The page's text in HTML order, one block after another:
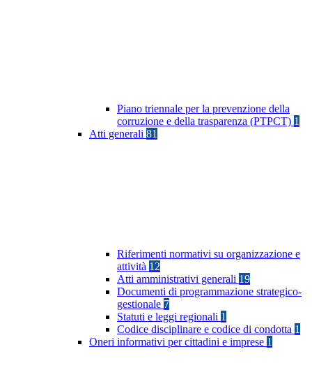
Piano triennale per la prevenzione della
corruzione e della trasparenza (PTPCT) 1
Atti generali 81
Riferimenti normativi su organizzazione e
attività 12
Atti amministrativi generali 19
Documenti di programmazione strategico-
gestionale 7
Statuti e leggi regionali 1
Codice disciplinare e codice di condotta 1
Oneri informativi per cittadini e imprese 1